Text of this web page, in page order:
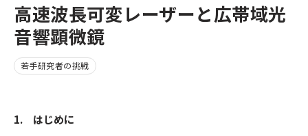
高速波長可変レーザーと広帯域光
音響顕微鏡
若手研究者の挑戦
1. はじめに